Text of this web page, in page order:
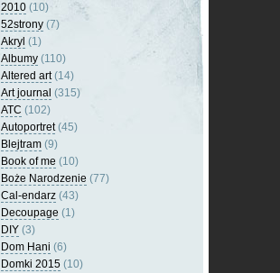
2010 (10)
52strony (7)
Akryl (1)
Albumy (110)
Altered art(14)
Art journal (315)
ATC (102)
Autoportret(45)
Blejtram (9)
Book of me (10)
Boże Narodzenie (77)
Cal-endarz (43)
Decoupage (1)
DIY (3)
Dom Hani (6)
Domki 2015 (10)